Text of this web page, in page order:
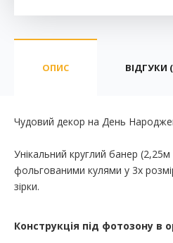
ОПИС ВІДГУКИ
Чудовий декор на День
Унікальний круглий банер
фольгованими кулями у 3х
зірки.
Конструкція під фотозону в